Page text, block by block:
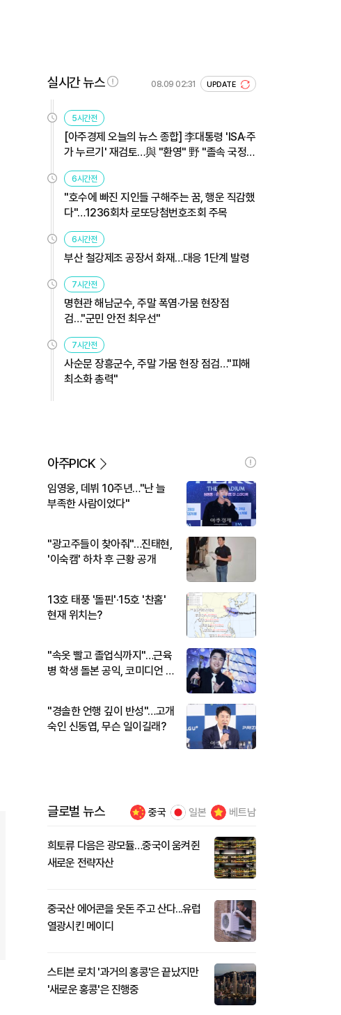
실시간 뉴스 08.09 02:31 UPDATE
5시간전
[아주경제 오늘의 뉴스 종합] 李대통령 'ISA·주
가 누르기' 재검토…與 "환영" 野 "졸속 국정"
外
6시간전
"호수에 빠진 지인들 구해주는 꿈, 행운 직감했
다"…1236회차 로또당첨번호조회 주목
6시간전
부산 철강제조 공장서 화재…대응 1단계 발령
7시간전
명현관 해남군수, 주말 폭염·가뭄 현장점
검…"군민 안전 최우선"
7시간전
사순문 장흥군수, 주말 가뭄 현장 점검…"피해
최소화 총력"
아주PICK
임영웅, 데뷔 10주년…"난 늘
부족한 사람이었다"
"광고주들이 찾아줘"…진태현,
'이숙캠' 하차 후 근황 공개
13호 태풍 '돌핀'·15호 '찬홈'
현재 위치는?
"속옷 빨고 졸업식까지"…근육
병 학생 돌본 공익, 코미디언 김
"경솔한 언행 깊이 반성"…고개
숙인 신동엽, 무슨 일이길래?
글로벌 뉴스 중국 일본 베트남
희토류 다음은 광모듈…중국이 움켜쥔
새로운 전략자산
중국산 에어콘을 웃돈 주고 산다...유럽
열광시킨 메이디
스티븐 로치 '과거의 홍콩'은 끝났지만
'새로운 홍콩'은 진행중